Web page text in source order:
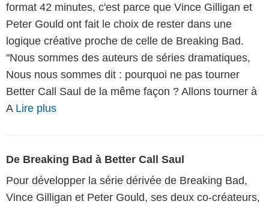
format 42 minutes, c'est parce que Vince Gilligan et
Peter Gould ont fait le choix de rester dans une
logique créative proche de celle de Breaking Bad.
"Nous sommes des auteurs de séries dramatiques,
Nous nous sommes dit : pourquoi ne pas tourner
Better Call Saul de la même façon ? Allons tourner à
A Lire plus
De Breaking Bad à Better Call Saul
Pour développer la série dérivée de Breaking Bad,
Vince Gilligan et Peter Gould, ses deux co-créateurs,